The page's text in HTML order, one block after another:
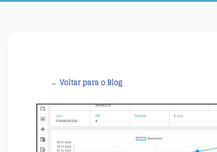
← Voltar para o Blog